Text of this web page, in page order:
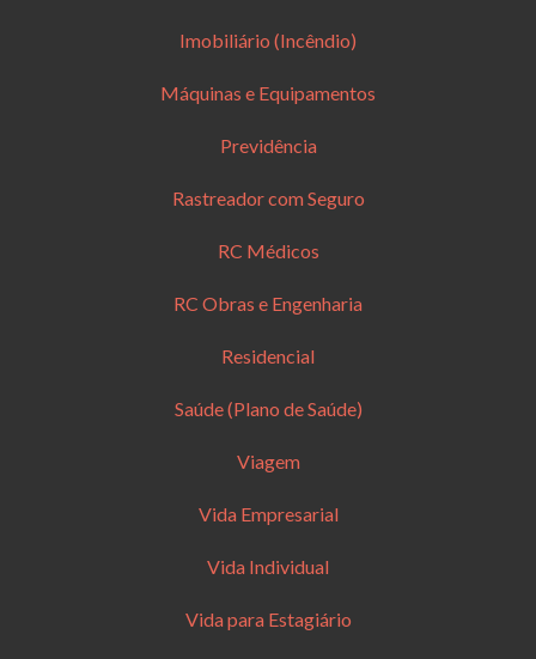
Imobiliário (Incêndio)
Máquinas e Equipamentos
Previdência
Rastreador com Seguro
RC Médicos
RC Obras e Engenharia
Residencial
Saúde (Plano de Saúde)
Viagem
Vida Empresarial
Vida Individual
Vida para Estagiário